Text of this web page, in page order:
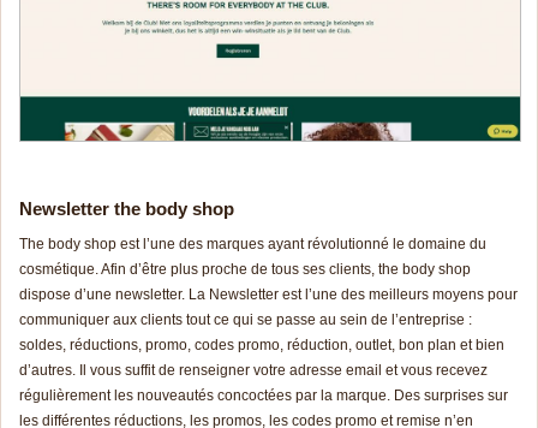
Newsletter the body shop
The body shop est l’une des marques ayant révolutionné le domaine du
cosmétique. Afin d’être plus proche de tous ses clients, the body shop
dispose d’une newsletter. La Newsletter est l’une des meilleurs moyens pour
communiquer aux clients tout ce qui se passe au sein de l’entreprise :
soldes, réductions , promo, codes promo, réduction, outlet, bon plan et bien
d’autres. Il vous suffit de renseigner votre adresse email et vous recevez
régulièrement les nouveautés concoctées par la marque. Des surprises sur
les différentes réductions , les promos, les codes promo et remise n’en